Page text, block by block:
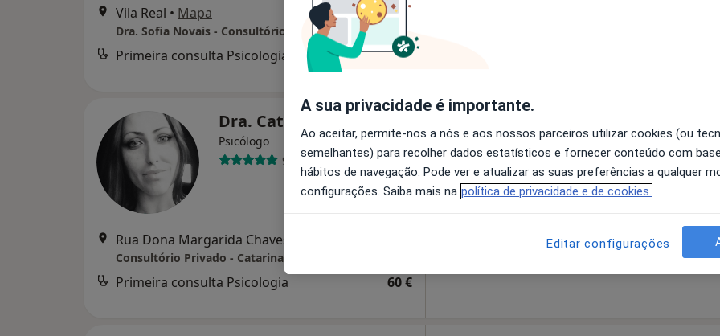
Vila Real • Mapa
Dra. Sofia Novais - Consultório de Psicologia Online
Primeira consulta Psicologia desde 50 €
Dra. Catarina Peniche
Psicólogo
9 opiniões
Rua Dona Margarida Chaves 55, Vila Real
Primeira consulta Psicologia 60 €
6 Ago 7 Ago 8 Ago 9 Ago
O agendamento online não está
Solicite um atendimento
A sua privacidade é importante.
Ao aceitar, permite-nos a nós e aos nossos parceiros utilizar cookies (ou
semelhantes) para recolher dados estatísticos e fornecer conteúdo com
hábitos de navegação. Pode ver e atualizar as suas preferências a qualquer
configurações. Saiba mais na política de privacidade e de cookies.
Editar configurações